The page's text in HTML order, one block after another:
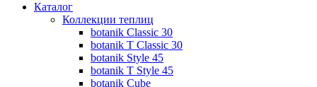
Каталог
Коллекции теплиц
botanik Classic 30
botanik T Classic 30
botanik Style 45
botanik Т Style 45
botanik Cube